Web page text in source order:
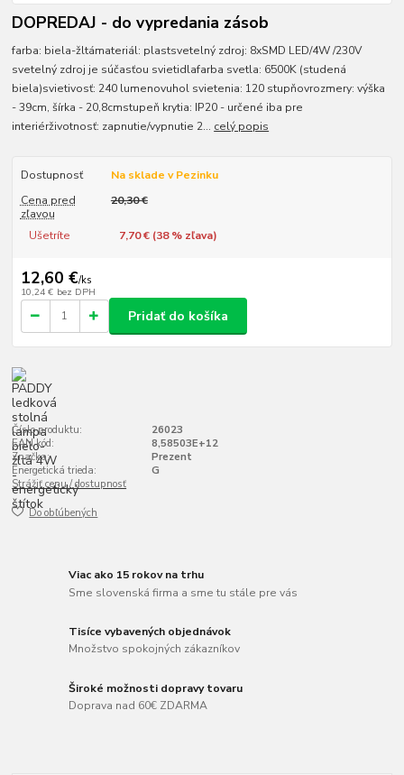
DOPREDAJ - do vypredania zásob
farba: biela-žltámateriál: plastsvetelný zdroj: 8xSMD LED/4W /230V
svetelný zdroj je súčasťou svietidlafarba svetla: 6500K (studená
biela)svietivosť: 240 lumenovuhol svietenia: 120 stupňovrozmery: výška
- 39cm, šírka - 20,8cmstupeň krytia: IP20 - určené iba pre
interiérživotnosť: zapnutie/vypnutie 2... celý popis
Dostupnosť
Na sklade v Pezinku
Cena pred
zľavou
20,30 €
Ušetríte 7,70 € (38% zľava)
12,60 €/ks
10,24 € bez DPH
Pridať do košíka
Číslo produktu:
26023
EAN kód:
8,58503E+12
Značka:
Prezent
Energetická trieda:
G
Strážiť cenu / dostupnosť
Do obľúbených
Viac ako 15 rokov na trhu
Sme slovenská firma a sme tu stále pre vás
Tisíce vybavených objednávok
Množstvo spokojných zákazníkov
Široké možnosti dopravy tovaru
Doprava nad 60€ ZDARMA